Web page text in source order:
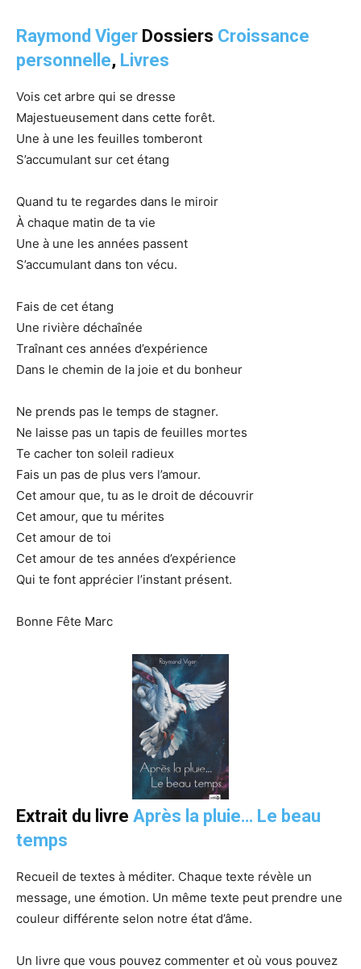
Raymond Viger Dossiers Croissance
personnelle, Livres
Vois cet arbre qui se dresse
Majestueusement dans cette forêt.
Une à une les feuilles tomberont
S’accumulant sur cet étang
Quand tu te regardes dans le miroir
À chaque matin de ta vie
Une à une les années passent
S’accumulant dans ton vécu.
Fais de cet étang
Une rivière déchaînée
Traînant ces années d’expérience
Dans le chemin de la joie et du bonheur
Ne prends pas le temps de stagner.
Ne laisse pas un tapis de feuilles mortes
Te cacher ton soleil radieux
Fais un pas de plus vers l’amour.
Cet amour que, tu as le droit de découvrir
Cet amour, que tu mérites
Cet amour de toi
Cet amour de tes années d’expérience
Qui te font apprécier l’instant présent.
Bonne Fête Marc
Extrait du livre Après la pluie… Le beau
temps
Recueil de textes à méditer. Chaque texte révèle un
message, une émotion. Un même texte peut prendre une
couleur différente selon notre état d’âme.
Un livre que vous pouvez commenter et où vous pouvez